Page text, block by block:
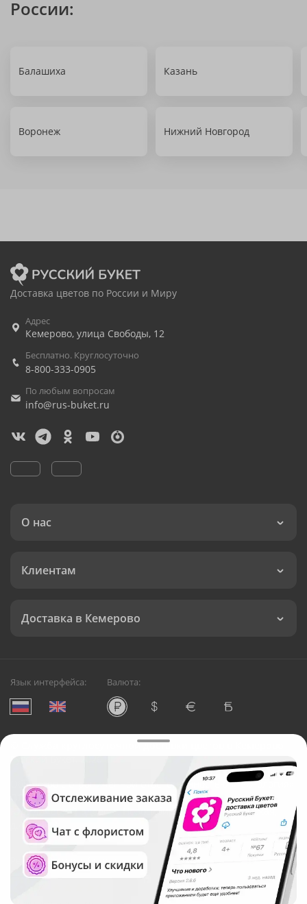
России:
Балашиха Казань
Воронеж Нижний Новгород
Доставка цветов по России и Миру
Адрес
Кемерово, улица Свободы, 12
Бесплатно. Круглосуточно
8-800-333-0905
По любым вопросам
info@rus-buket.ru
О нас
Клиентам
Доставка в Кемерово
Язык интерфейса: Валюта:
Служба круглосуточной доставки цветов в Кемерово
Русский Букет, 2026
Общество с ограниченной ответственностью «Технология»
ОГРН: 1195476081745, ИНН: 5410081997
Юридический адрес: г. Новосибирск, ул. Ипподромская,
д.42, оф. 3
Рейтинг Русского букета